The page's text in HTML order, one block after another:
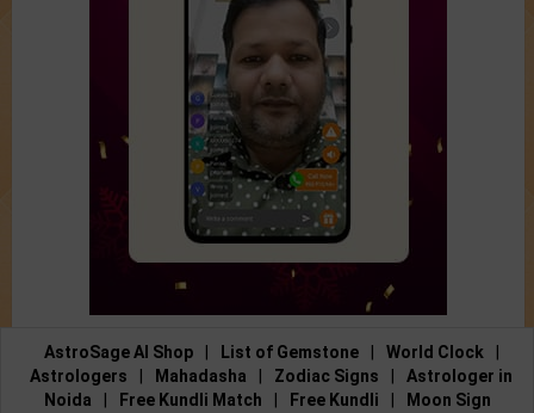
AstroSage AI Shop List of Gemstone World Clock
Astrologers
Mahadasha Zodiac Signs
Astrologer in
Noida
Free Kundli Match Free Kundli
Moon Sign